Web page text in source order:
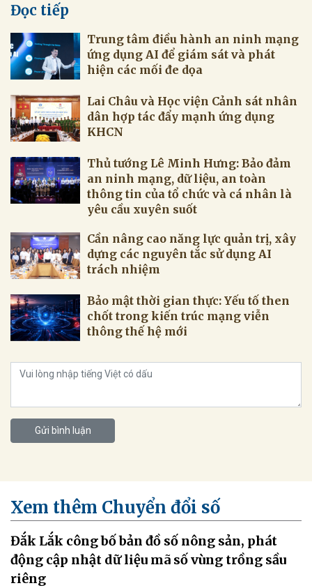
Đọc tiếp
Trung tâm điều hành an ninh mạng
ứng dụng AI để giám sát và phát
hiện các mối đe dọa
Lai Châu và Học viện Cảnh sát nhân
dân hợp tác đẩy mạnh ứng dụng
KHCN
Thủ tướng Lê Minh Hưng: Bảo đảm
an ninh mạng, dữ liệu, an toàn
thông tin của tổ chức và cá nhân là
yêu cầu xuyên suốt
Cần nâng cao năng lực quản trị, xây
dựng các nguyên tắc sử dụng AI
trách nhiệm
Bảo mật thời gian thực: Yếu tố then
chốt trong kiến trúc mạng viễn
thông thế hệ mới
Gửi bình luận
Xem thêm Chuyển đổi số
Đắk Lắk công bố bản đồ số nông sản, phát
động cập nhật dữ liệu mã số vùng trồng sầu
riêng